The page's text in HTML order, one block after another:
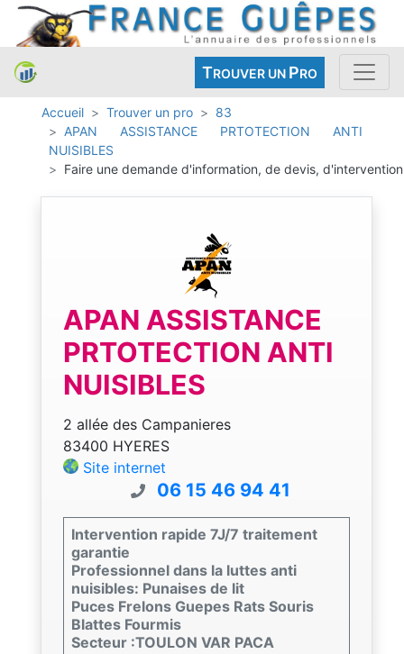
TROUVER UN PRO
Accueil Trouver un pro
83
APAN ASSISTANCE PRTOTECTION ANTI
NUISIBLES
Faire une demande d'information, de devis, d'intervention
APAN ASSISTANCE
PRTOTECTION ANTI
NUISIBLES
2 allée des Campanieres
83400 HYERES
Site internet
06 15 46 94 41
Intervention rapide 7J/7 traitement
garantie
Professionnel dans la luttes anti
nuisibles: Punaises de lit
Puces Frelons Guepes Rats Souris
Blattes Fourmis
Secteur :TOULON VAR PACA